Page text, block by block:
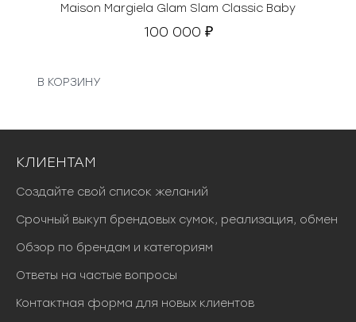
Maison Margiela Glam Slam Classic Baby
100 000 ₽
В КОРЗИНУ
КЛИЕНТАМ
Создайте свой список желаний
Срочный выкуп брендовых сумок, реализация, обмен
Обзор по брендам и категориям
Ответы на частые вопросы
Контактная форма для новых клиентов